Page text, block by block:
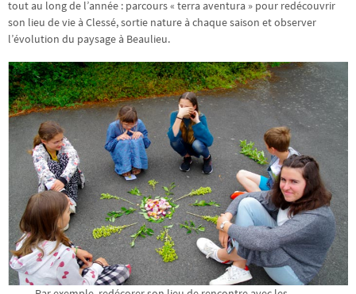
tout au long de l’année : parcours « terra aventura » pour redécouvrir
son lieu de vie à Clessé, sortie nature à chaque saison et observer
l’évolution du paysage à Beaulieu.